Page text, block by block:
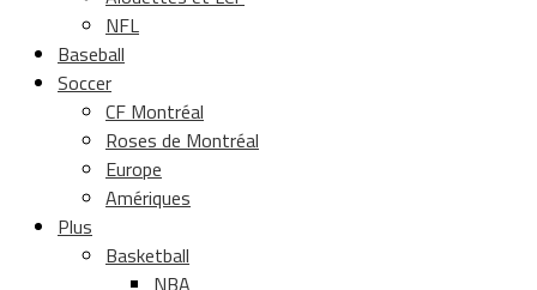
NFL
Baseball
Soccer
CF Montréal
Roses de Montréal
Europe
Amériques
Plus
Basketball
NBA